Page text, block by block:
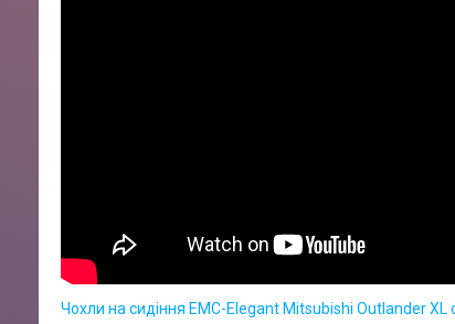
Чохли на сидіння EMC-Elegant Mitsubishi Outlander XL